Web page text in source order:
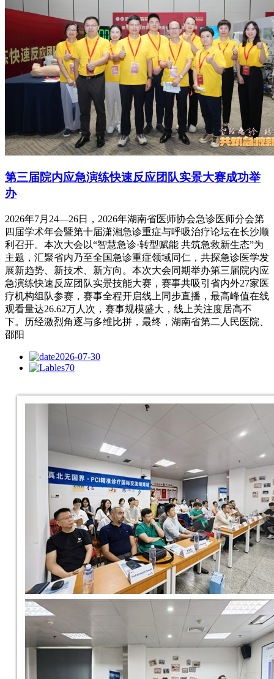
第三届院内应急演练快速反应团队实景大赛成功举
办
2026年7月24—26日，2026年湖南省医师协会急诊医师分会第
四届学术年会暨第十届潇湘急诊重症与呼吸治疗论坛在长沙顺
利召开。本次大会以“智慧急诊·转型赋能 共筑急救新生态”为
主题，汇聚省内乃至全国急诊重症领域同仁，共探急诊医学发
展新趋势、新技术、新方向。本次大会同期举办第三届院内应
急演练快速反应团队实景技能大赛，赛事共吸引省内外27家医
疗机构组队参赛，赛事全程开启线上同步直播，最高峰值在线
观看量达26.62万人次，赛事规模盛大，线上关注度居高不
下。历经激烈角逐与多维比拼，最终，湖南省第二人民医院、
邵阳
2026-07-30
70